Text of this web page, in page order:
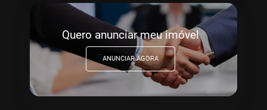
Quero anunciar meu imóvel
ANUNCIAR AGORA